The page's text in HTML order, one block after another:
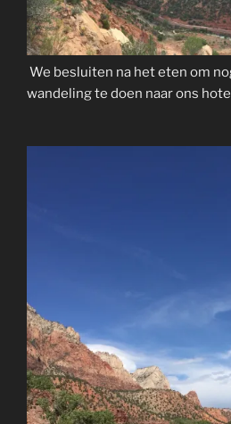
We besluiten na het eten om
wandeling te doen naar ons